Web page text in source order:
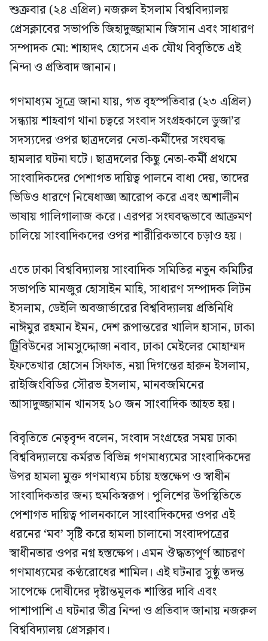
শুক্রবার (২৪ এপ্রিল) নজরুল ইসলাম বিশ্ববিদ্যালয়
প্রেসক্লাবের সভাপতি জিহাদুজ্জামান জিসান এবং সাধারণ
সম্পাদক মো: শাহাদৎ হোসেন এক যৌথ বিবৃতিতে এই
নিন্দা ও প্রতিবাদ জানান।
​গণমাধ্যম সূত্রে জানা যায়, গত বৃহস্পতিবার (২৩ এপ্রিল)
সন্ধ্যায় শাহবাগ থানা চত্বরে সংবাদ সংগ্রহকালে ডুজা’র
সদস্যদের ওপর ছাত্রদলের নেতা-কর্মীদের সংঘবদ্ধ
হামলার ঘটনা ঘটে। ছাত্রদলের কিছু নেতা-কর্মী প্রথমে
সাংবাদিকদের পেশাগত দায়িত্ব পালনে বাধা দেয়, তাদের
ভিডিও ধারণে নিষেধাজ্ঞা আরোপ করে এবং অশালীন
ভাষায় গালিগালাজ করে। এরপর সংঘবদ্ধভাবে আক্রমণ
চালিয়ে সাংবাদিকদের ওপর শারীরিকভাবে চড়াও হয়।
এতে ঢাকা বিশ্ববিদ্যালয় সাংবাদিক সমিতির নতুন কমিটির
সভাপতি মানজুর হোসাইন মাহি, সাধারণ সম্পাদক লিটন
ইসলাম, ডেইলি অবজার্ভারের বিশ্ববিদ্যালয় প্রতিনিধি
নাঈমুর রহমান ইমন, দেশ রূপান্তরের খালিদ হাসান, ঢাকা
ট্রিবিউনের সামসুদ্দোজা নবাব, ঢাকা মেইলের মোহাম্মদ
ইফতেখার হোসেন সিফাত, নয়া দিগন্তের হারুন ইসলাম,
রাইজিংবিডির সৌরভ ইসলাম, মানবজমিনের
আসাদুজ্জামান খানসহ ১০ জন সাংবাদিক আহত হয়।
​বিবৃতিতে নেতৃবৃন্দ বলেন, সংবাদ সংগ্রহের সময় ঢাকা
বিশ্ববিদ্যালয়ে কর্মরত বিভিন্ন গণমাধ্যমের সাংবাদিকদের
উপর হামলা মুক্ত গণমাধ্যম চর্চায় হস্তক্ষেপ ও স্বাধীন
সাংবাদিকতার জন্য হুমকিস্বরূপ। পুলিশের উপস্থিতিতে
পেশাগত দায়িত্ব পালনকালে সাংবাদিকদের ওপর এই
ধরনের ‘মব’ সৃষ্টি করে হামলা চালানো সংবাদপত্রের
স্বাধীনতার ওপর নগ্ন হস্তক্ষেপ। এমন ঔদ্ধত্যপূর্ণ আচরণ
গণমাধ্যমের কণ্ঠরোধের শামিল। এই ঘটনার সুষ্ঠু তদন্ত
সাপেক্ষে দোষীদের দৃষ্টান্তমূলক শাস্তির দাবি এবং
পাশাপাশি এ ঘটনার তীব্র নিন্দা ও প্রতিবাদ জানায় নজরুল
বিশ্ববিদ্যালয় প্রেসক্লাব।